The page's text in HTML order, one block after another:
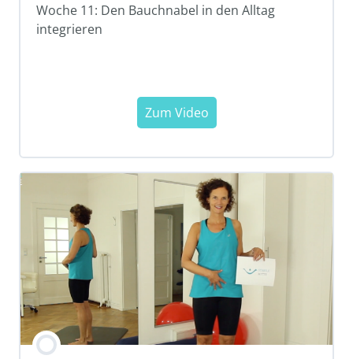
Woche 11: Den Bauchnabel in den Alltag
integrieren